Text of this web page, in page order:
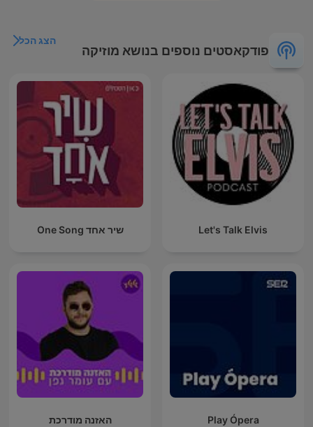
פודקאסטים נוספים בנושא מוזיקה
הצג הכל
Let's Talk Elvis שיר אחד One Song
Play Ópera האזנה מודרכת